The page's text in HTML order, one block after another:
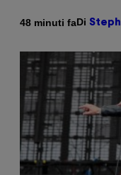
48 minuti faDi